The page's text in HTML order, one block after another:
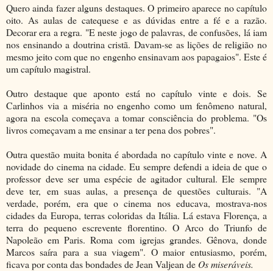
Quero ainda fazer alguns destaques. O primeiro aparece no capítulo
oito. As aulas de catequese e as dúvidas entre a fé e a razão.
Decorar era a regra. "E neste jogo de palavras, de confusões, lá iam
nos ensinando a doutrina cristã. Davam-se as lições de religião no
mesmo jeito com que no engenho ensinavam aos papagaios". Este é
um capítulo magistral.
Outro destaque que aponto está no capítulo vinte e dois. Se
Carlinhos via a miséria no engenho como um fenômeno natural,
agora na escola começava a tomar consciência do problema. "Os
livros começavam a me ensinar a ter pena dos pobres".
Outra questão muita bonita é abordada no capítulo vinte e nove. A
novidade do cinema na cidade. Eu sempre defendi a ideia de que o
professor deve ser uma espécie de agitador cultural. Ele sempre
deve ter, em suas aulas, a presença de questões culturais. "A
verdade, porém, era que o cinema nos educava, mostrava-nos
cidades da Europa, terras coloridas da Itália. Lá estava Florença, a
terra do pequeno escrevente florentino. O Arco do Triunfo de
Napoleão em Paris. Roma com igrejas grandes. Gênova, donde
Marcos saíra para a sua viagem". O maior entusiasmo, porém,
ficava por conta das bondades de Jean Valjean de Os miseráveis.